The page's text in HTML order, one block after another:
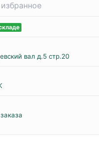
вал д.5 стр.20